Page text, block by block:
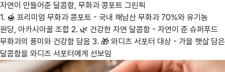
자연이 만들어준 달콤함, 무화과 콩포트 그린픽
1. 🍯 프리미엄 무화과 콩포트 - 국내 해남산 무화과 70%와 유기농
원당, 아카시아꿀 조합 2. 🌿 건강한 자연 달콤함 - 자연이 준 슈퍼푸드
무화과의 풍미와 건강함 담음 3. 🎁 와디즈 서포터 대상 - 가을 햇살 담은
달콤함을 와디즈 서포터에게 선보임